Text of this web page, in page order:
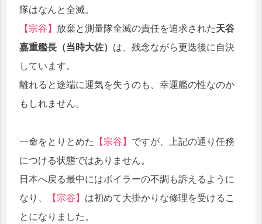
隊はなんと全滅。
【宗谷】 放棄と測量隊全滅の責任を追求された天谷
嘉重艦長（当時大佐） は、残念ながら更迭後に自決
しています。
離れると途端に運気を失うのも、幸運艦の性なのか
もしれません。
一命をとりとめた 【宗谷】 ですが、上記の通り任務
につける状態ではありません。
日本へ戻る最中にはボイラーの不調も訴えるように
なり、
【宗谷】 は初めて大掛かりな修理を受けるこ
とになりました。